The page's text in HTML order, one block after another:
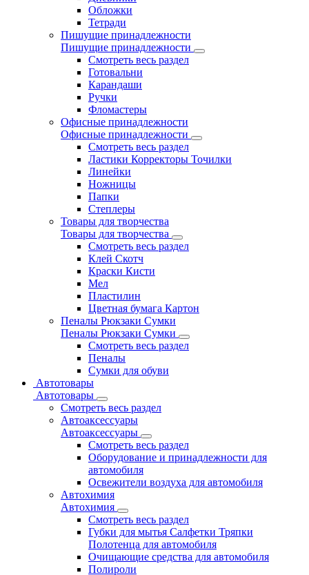
Обложки
Тетради
Пишущие принадлежности
Пишущие принадлежности
Смотреть весь раздел
Готовальни
Карандаши
Ручки
Фломастеры
Офисные принадлежности
Офисные принадлежности
Смотреть весь раздел
Ластики Корректоры Точилки
Линейки
Ножницы
Папки
Степлеры
Товары для творчества
Товары для творчества
Смотреть весь раздел
Клей Скотч
Краски Кисти
Мел
Пластилин
Цветная бумага Картон
Пеналы Рюкзаки Сумки
Пеналы Рюкзаки Сумки
Смотреть весь раздел
Пеналы
Сумки для обуви
Автотовары
Автотовары
Смотреть весь раздел
Автоаксессуары
Автоаксессуары
Смотреть весь раздел
Оборудование и принадлежности для
автомобиля
Освежители воздуха для автомобиля
Автохимия
Автохимия
Смотреть весь раздел
Губки для мытья Салфетки Тряпки
Полотенца для автомобиля
Очищающие средства для автомобиля
Полироли